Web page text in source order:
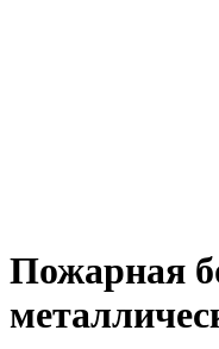
Пожарная